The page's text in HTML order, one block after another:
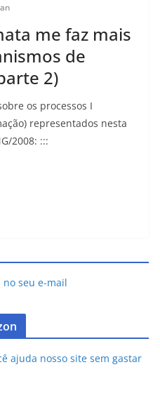
me faz mais
de
2)
os processos I
representados nesta
2008: :::
seu e-mail
ajuda nosso site sem gastar